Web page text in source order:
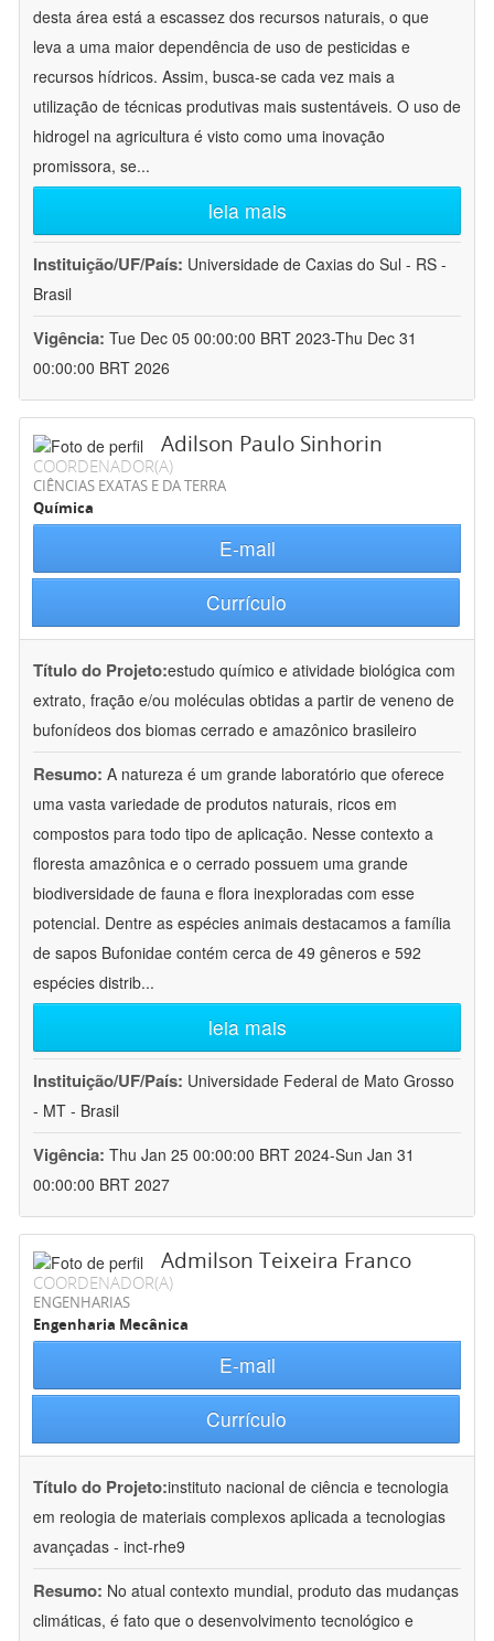
desta área está a escassez dos recursos naturais, o que
leva a uma maior dependência de uso de pesticidas e
recursos hídricos. Assim, busca-se cada vez mais a
utilização de técnicas produtivas mais sustentáveis. O uso de
hidrogel na agricultura é visto como uma inovação
promissora, se...
leia mais
Instituição/UF/País: Universidade de Caxias do Sul - RS -
Brasil
Vigência: Tue Dec 05 00:00:00 BRT 2023-Thu Dec 31
00:00:00 BRT 2026
Adilson Paulo Sinhorin
COORDENADOR(A)
CIÊNCIAS EXATAS E DA TERRA
Química
E-mail
Currículo
Título do Projeto:estudo químico e atividade biológica com
extrato, fração e/ou moléculas obtidas a partir de veneno de
bufonídeos dos biomas cerrado e amazônico brasileiro
Resumo: A natureza é um grande laboratório que oferece
uma vasta variedade de produtos naturais, ricos em
compostos para todo tipo de aplicação. Nesse contexto a
floresta amazônica e o cerrado possuem uma grande
biodiversidade de fauna e flora inexploradas com esse
potencial. Dentre as espécies animais destacamos a família
de sapos Bufonidae contém cerca de 49 gêneros e 592
espécies distrib...
leia mais
Instituição/UF/País: Universidade Federal de Mato Grosso
- MT - Brasil
Vigência: Thu Jan 25 00:00:00 BRT 2024-Sun Jan 31
00:00:00 BRT 2027
Admilson Teixeira Franco
COORDENADOR(A)
ENGENHARIAS
Engenharia Mecânica
E-mail
Currículo
Título do Projeto:instituto nacional de ciência e tecnologia
em reologia de materiais complexos aplicada a tecnologias
avançadas - inct-rhe9
Resumo: No atual contexto mundial, produto das mudanças
climáticas, é fato que o desenvolvimento tecnológico e